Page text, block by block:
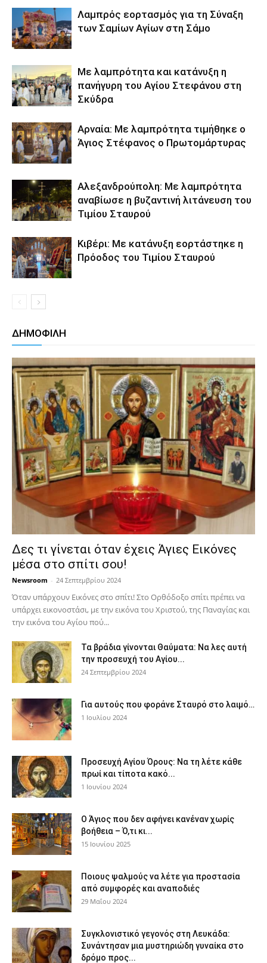
Λαμπρός εορτασμός για τη Σύναξη
των Σαμίων Αγίων στη Σάμο
Με λαμπρότητα και κατάνυξη η
πανήγυρη του Αγίου Στεφάνου στη
Σκύδρα
Αρναία: Με λαμπρότητα τιμήθηκε ο
Άγιος Στέφανος ο Πρωτομάρτυρας
Αλεξανδρούπολη: Με λαμπρότητα
αναβίωσε η βυζαντινή λιτάνευση του
Τιμίου Σταυρού
Κιβέρι: Με κατάνυξη εορτάστηκε η
Πρόοδος του Τιμίου Σταυρού
ΔΗΜΟΦΙΛΗ
Δες τι γίνεται όταν έχεις Άγιες Εικόνες
μέσα στο σπίτι σου!
Newsroom - 24 Σεπτεμβρίου 2024
Όταν υπάρχουν Εικόνες στο σπίτι! Στο Ορθόδοξο σπίτι πρέπει να
υπάρχει εικονοστάσι, με την εικόνα του Χριστού, της Παν­αγίας και
την εικόνα του Αγίου πού...
Τα βράδια γίνονται Θαύματα: Να λες αυτή
την προσευχή του Αγίου...
24 Σεπτεμβρίου 2024
Για αυτούς που φοράνε Σταυρό στο λαιμό…
1 Ιουλίου 2024
Προσευχή Αγίου Όρους: Να τη λέτε κάθε
πρωί και τίποτα κακό...
1 Ιουνίου 2024
Ο Άγιος που δεν αφήνει κανέναν χωρίς
βοήθεια – Ό,τι κι...
15 Ιουνίου 2025
Ποιους ψαλμούς να λέτε για προστασία
από συμφορές και αναποδιές
29 Μαΐου 2024
Συγκλονιστικό γεγονός στη Λευκάδα:
Συνάντησαν μια μυστηριώδη γυναίκα στο
δρόμο προς...